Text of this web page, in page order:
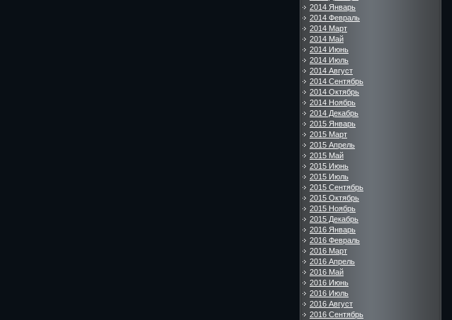
2014 Январь
2014 Февраль
2014 Март
2014 Май
2014 Июнь
2014 Июль
2014 Август
2014 Сентябрь
2014 Октябрь
2014 Ноябрь
2014 Декабрь
2015 Январь
2015 Март
2015 Апрель
2015 Май
2015 Июнь
2015 Июль
2015 Сентябрь
2015 Октябрь
2015 Ноябрь
2015 Декабрь
2016 Январь
2016 Февраль
2016 Март
2016 Апрель
2016 Май
2016 Июнь
2016 Июль
2016 Август
2016 Сентябрь